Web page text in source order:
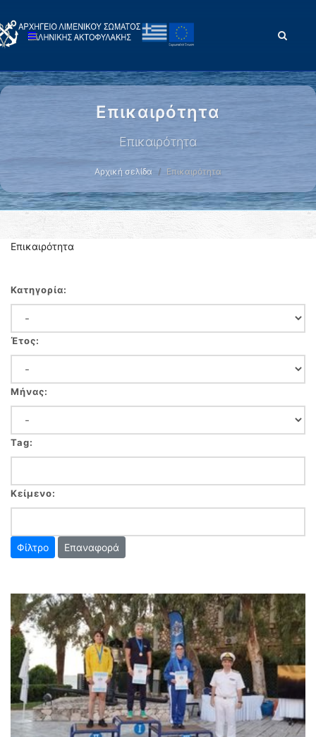
Επικαιρότητα
Επικαιρότητα
Αρχική σελίδα Επικαιρότητα
Επικαιρότητα
Κατηγορία:
Έτος:
Μήνας:
Tag:
Κείμενο:
Επαναφορά